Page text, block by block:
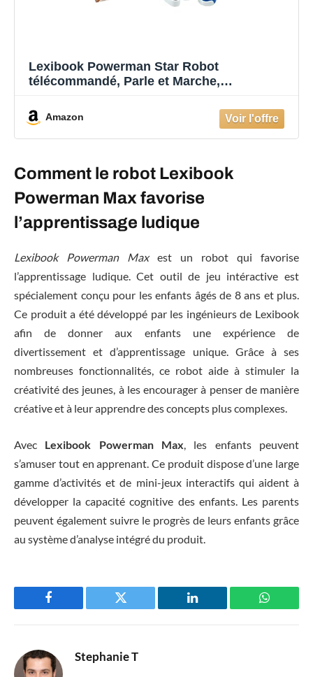
Lexibook Powerman Star Robot
télécommandé, Parle et Marche,
Blanc/Bleu, ROB85FR
Amazon
Comment le robot Lexibook
Powerman Max favorise
l’apprentissage ludique
Lexibook Powerman Maxest un robot qui favorise
l’apprentissage ludique. Cet outil de jeu intéractive est
spécialement conçu pour les enfants âgés de 8 ans et plus.
Ce produit a été développé par les ingénieurs de Lexibook
afin de donner aux enfants une expérience de
divertissement et d’apprentissage unique. Grâce à ses
nombreuses fonctionnalités, ce robot aide à stimuler la
créativité des jeunes, à les encourager à penser de manière
créative et à leur apprendre des concepts plus complexes.
Avec Lexibook Powerman Max , les enfants peuvent
s’amuser tout en apprenant. Ce produit dispose d’une large
gamme d’activités et de mini-jeux interactifs qui aident à
développer la capacité cognitive des enfants. Les parents
peuvent également suivre le progrès de leurs enfants grâce
au système d’analyse intégré du produit.
Facebook Twitter LinkedIn
Stephanie T